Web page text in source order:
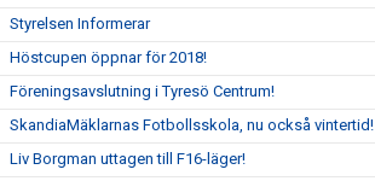
Styrelsen Informerar
Höstcupen öppnar för 2018!
Föreningsavslutning i Tyresö Centrum!
SkandiaMäklarnas Fotbollsskola, nu också vintertid!
Liv Borgman uttagen till F16-läger!